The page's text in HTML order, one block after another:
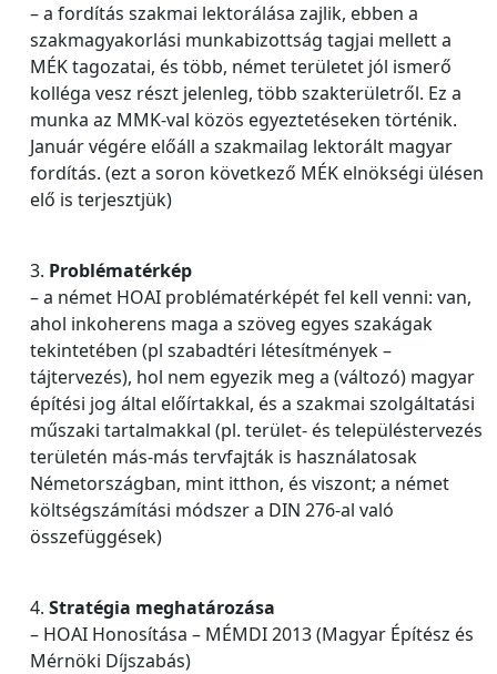
– a fordítás szakmai lektorálása zajlik, ebben a
szakmagyakorlási munkabizottság tagjai mellett a
MÉK tagozatai, és több, német területet jól ismerő
kolléga vesz részt jelenleg, több szakterületről. Ez a
munka az MMK-val közös egyeztetéseken történik.
Január végére előáll a szakmailag lektorált magyar
fordítás. (ezt a soron következő MÉK elnökségi ülésen
elő is terjesztjük)
3. Problématérkép
– a német HOAI problématérképét fel kell venni: van,
ahol inkoherens maga a szöveg egyes szakágak
tekintetében (pl szabadtéri létesítmények –
tájtervezés), hol nem egyezik meg a (változó) magyar
építési jog által előírtakkal, és a szakmai szolgáltatási
műszaki tartalmakkal (pl. terület- és településtervezés
területén más-más tervfajták is használatosak
Németországban, mint itthon, és viszont; a német
költségszámítási módszer a DIN 276-al való
összefüggések)
4. Stratégia meghatározása
– HOAI Honosítása – MÉMDI 2013 (Magyar Építész és
Mérnöki Díjszabás)